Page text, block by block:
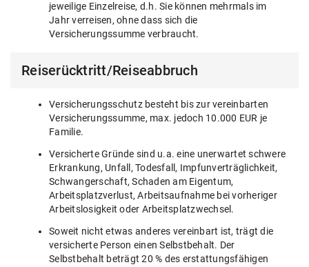
jeweilige Einzelreise, d.h. Sie können mehrmals im
Jahr verreisen, ohne dass sich die
Versicherungssumme verbraucht.
Reiserücktritt/Reiseabbruch
Versicherungsschutz besteht bis zur vereinbarten
Versicherungssumme, max. jedoch 10.000 EUR je
Familie.
Versicherte Gründe sind u.a. eine unerwartet schwere
Erkrankung, Unfall, Todesfall, Impfunverträglichkeit,
Schwangerschaft, Schaden am Eigentum,
Arbeitsplatzverlust, Arbeitsaufnahme bei vorheriger
Arbeitslosigkeit oder Arbeitsplatzwechsel.
Soweit nicht etwas anderes vereinbart ist, trägt die
versicherte Person einen Selbstbehalt. Der
Selbstbehalt beträgt 20 % des erstattungsfähigen